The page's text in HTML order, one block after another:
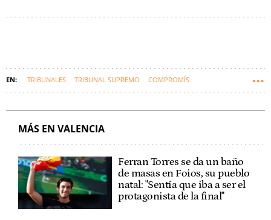
TRIBUNALES TRIBUNAL SUPREMO COMPROMÍS
MÁS EN VALENCIA
Ferran Torres se da un baño
de masas en Foios, su pueblo
natal: "Sentía que iba a ser el
protagonista de la final"